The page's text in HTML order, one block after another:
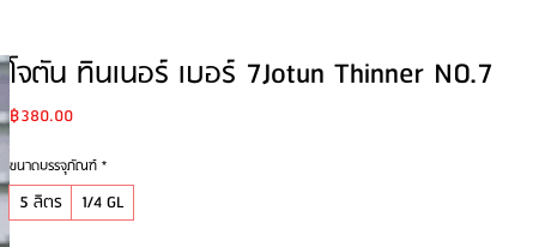
โจตัน ทินเนอร์ เบอร์ 7Jotun Thinner NO.7
฿380.00Price
ขนาดบรรจุภัณฑ์ *
5 ลิตร 1/4 GL